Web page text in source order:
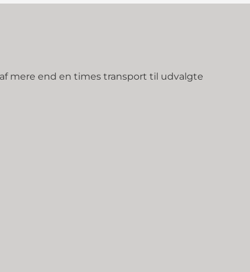
mere end en times transport til udvalgte